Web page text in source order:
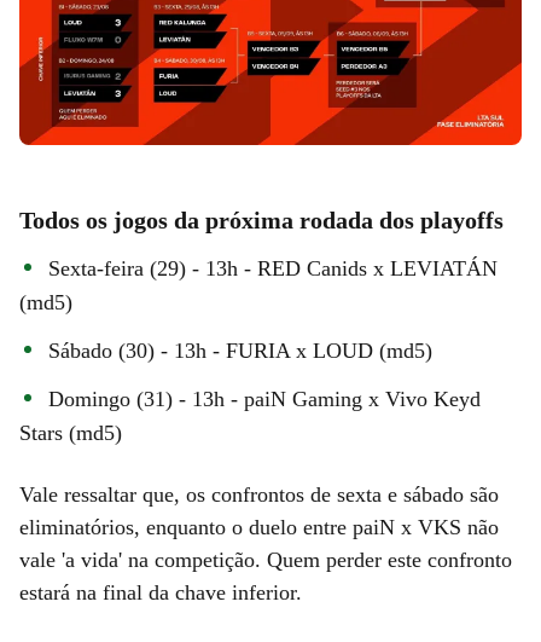
Todos os jogos da próxima rodada dos playoffs
Sexta-feira (29) - 13h - RED Canids x LEVIATÁN
(md5)
Sábado (30) - 13h - FURIA x LOUD (md5)
Domingo (31) - 13h - paiN Gaming x Vivo Keyd
Stars (md5)
Vale ressaltar que, os confrontos de sexta e sábado são
eliminatórios, enquanto o duelo entre paiN x VKS não
vale 'a vida' na competição. Quem perder este confronto
estará na final da chave inferior.